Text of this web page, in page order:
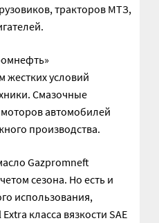
тракторов МТЗ,
жестких условий
Смазочные
автомобилей
производства.
Gazpromneft
сезона. Но есть и
использования,
класса вязкости SAE